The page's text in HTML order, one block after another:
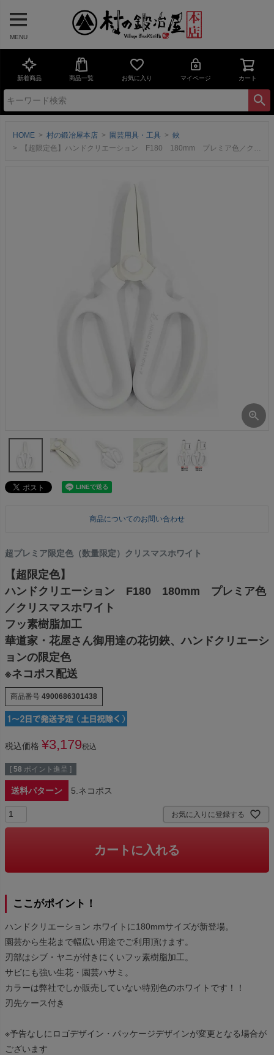
MENU
新着商品 商品一覧 お気に入り マイページ カート
HOME 村の鍛冶屋本店 園芸用具・工具
鋏
【超限定色】ハンドクリエーション F180 180mm プレミア色／クリスマスホワイトフッ素樹脂加工華道家・花屋さん御用達の花切鋏、ハンドクリエーションの限定色※ネコポス配送
商品についてのお問い合わせ
超プレミア限定色（数量限定）クリスマスホワイト
【超限定色】
ハンドクリエーション F180 180mm プレミア色
／クリスマスホワイト
フッ素樹脂加工
華道家・花屋さん御用達の花切鋏、ハンドクリエーシ
ョンの限定色
※ネコポス配送
商品番号 4900686301438
税込価格 ¥3,179税込
[ 58 ポイント進呈 ]
送料パターン 5.ネコポス
お気に入りに登録する
カートに入れる
ここがポイント！
ハンドクリエーション ホワイトに180mmサイズが新登場。
園芸から生花まで幅広い用途でご利用頂けます。
刃部はシブ・ヤニが付きにくいフッ素樹脂加工。
サビにも強い生花・園芸ハサミ。
カラーは弊社でしか販売していない特別色のホワイトです！！
刃先ケース付き
※予告なしにロゴデザイン・パッケージデザインが変更となる場合が
ございます